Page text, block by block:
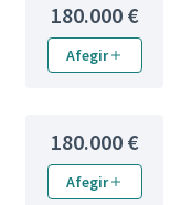
180.000 €
Afegir
180.000 €
Afegir